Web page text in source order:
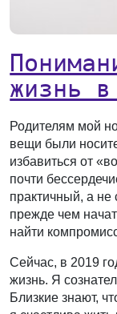
жизнь
Родителям мой
вещи были
избавиться от
почти
практичный, а
прежде чем
найти
Сейчас, в 2019
жизнь. Я
Близкие знают,